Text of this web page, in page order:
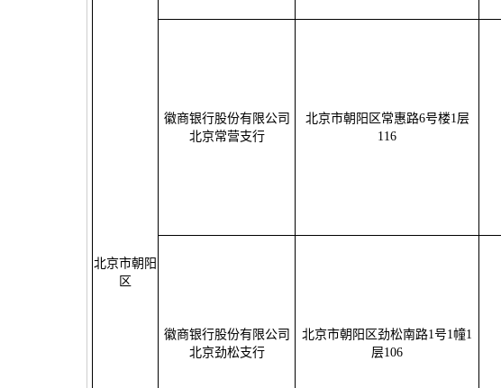
北京市朝阳
区
徽商银行股份有限公司
北京常营支行
北京市朝阳区常惠路6号楼1层
116
徽商银行股份有限公司
北京劲松支行
北京市朝阳区劲松南路1号1幢1
层106